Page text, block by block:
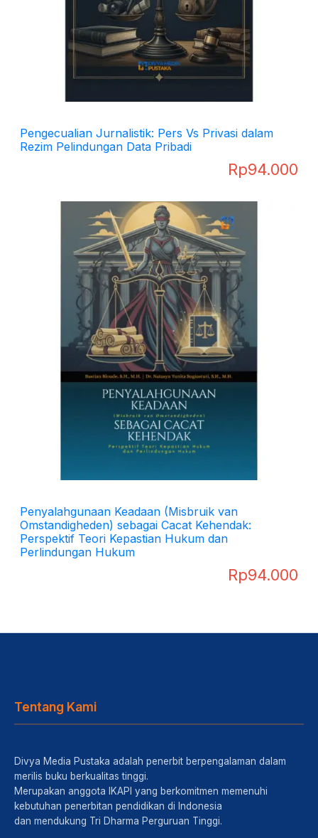
Pengecualian Jurnalistik: Pers Vs Privasi dalam
Rezim Pelindungan Data Pribadi
Rp94.000
Penyalahgunaan Keadaan (Misbruik van
Omstandigheden) sebagai Cacat Kehendak:
Perspektif Teori Kepastian Hukum dan
Perlindungan Hukum
Rp94.000
Tentang Kami
Divya Media Pustaka adalah penerbit berpengalaman dalam
merilis buku berkualitas tinggi.
Merupakan anggota IKAPI yang berkomitmen memenuhi
kebutuhan penerbitan pendidikan di Indonesia
dan mendukung Tri Dharma Perguruan Tinggi.